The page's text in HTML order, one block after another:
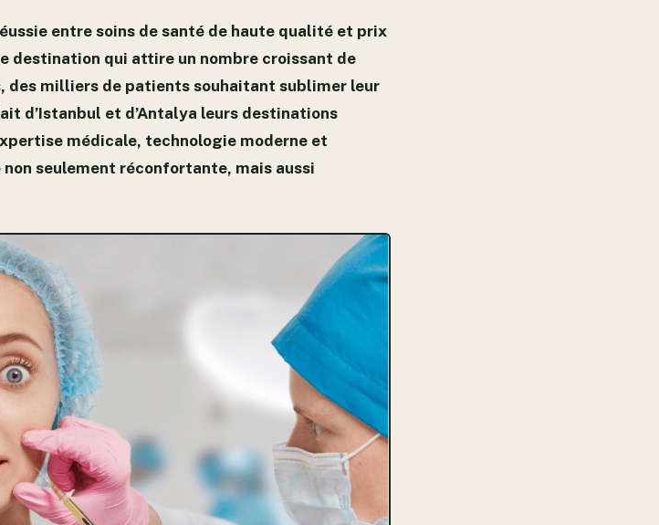
entre soins de santé de haute qualité et prix
destination qui attire un nombre croissant de
des milliers de patients souhaitant sublimer leur
d’Istanbul et d’Antalya leurs destinations
médicale, technologie moderne et
seulement réconfortante, mais aussi